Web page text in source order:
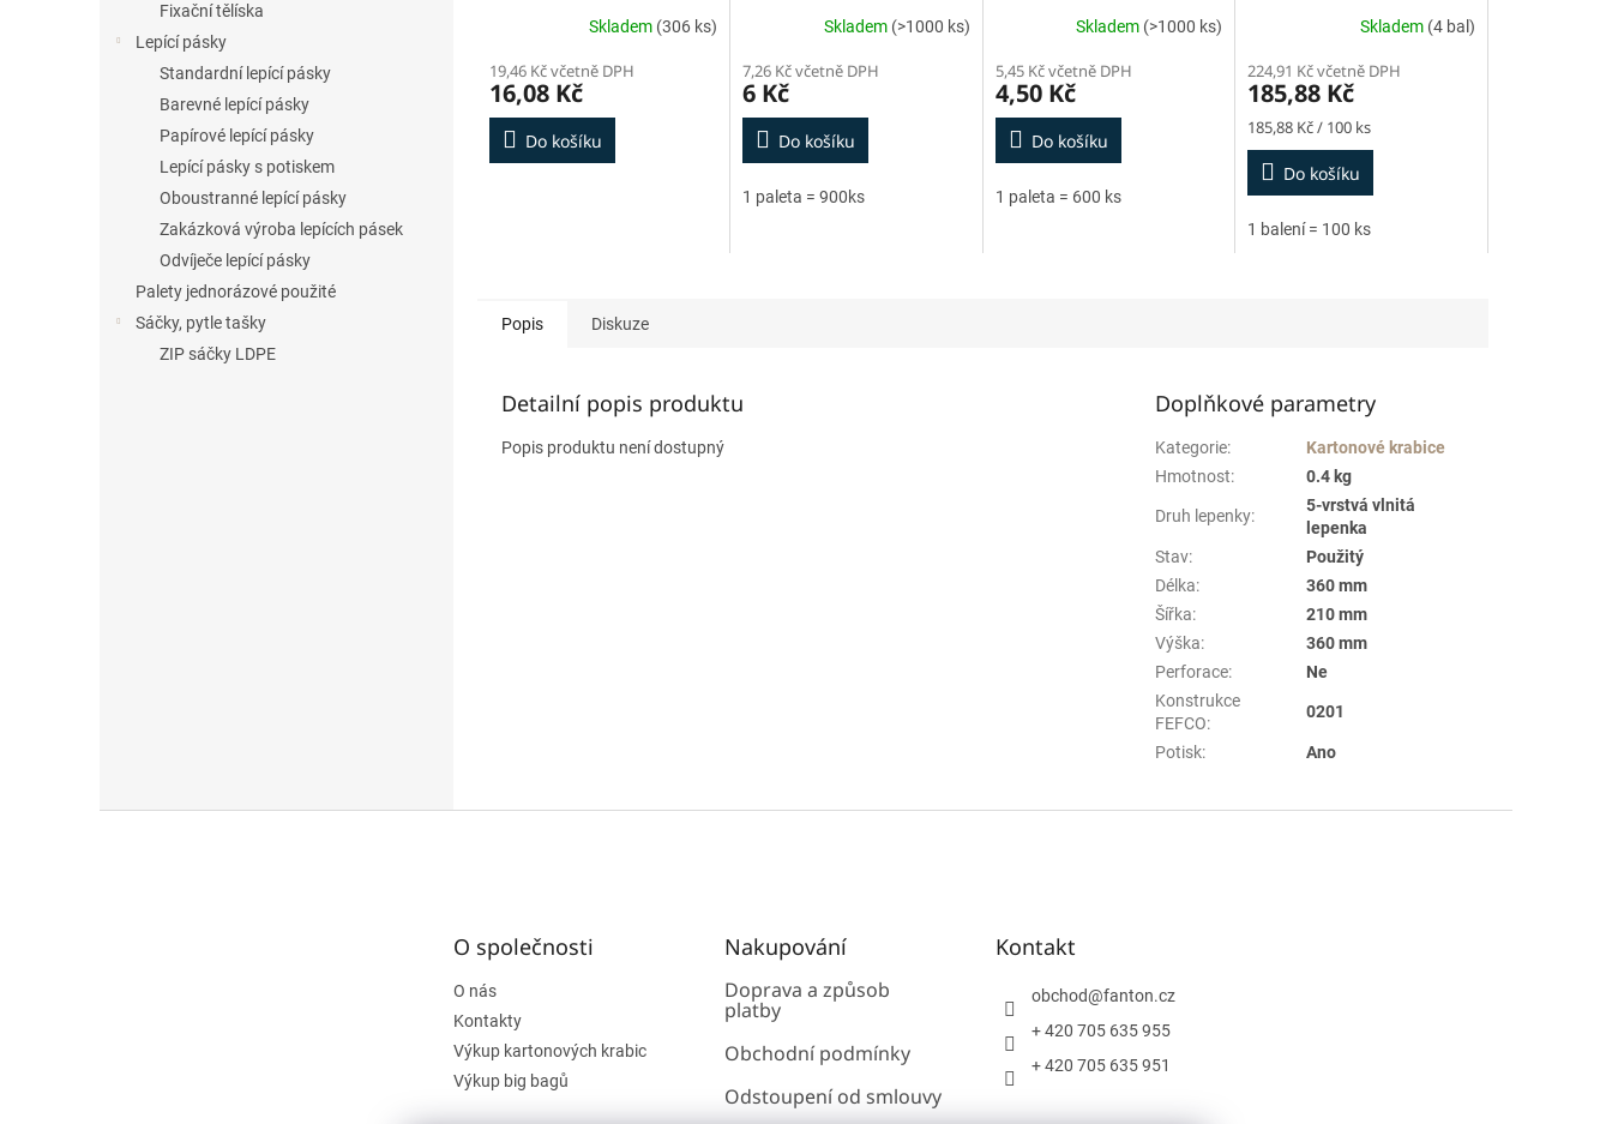
Fixační tělíska
Lepící pásky
Standardní lepící pásky
Barevné lepící pásky
Papírové lepící pásky
Lepící pásky s potiskem
Oboustranné lepící pásky
Zakázková výroba lepících pásek
Odvíječe lepící pásky
Palety jednorázové použité
Sáčky, pytle tašky
ZIP sáčky LDPE
Skladem (306 ks)
19,46 Kč včetně DPH
16,08 Kč
Do košíku
Skladem (>1000 ks)
7,26 Kč včetně DPH
6 Kč
Do košíku
1 paleta = 900ks
Skladem (>1000 ks)
5,45 Kč včetně DPH
4,50 Kč
Do košíku
1 paleta = 600 ks
Skladem (4 bal)
224,91 Kč včetně DPH
185,88 Kč
Měrná
cena:
185,88 Kč / 100 ks
Do košíku
1 balení = 100 ks
Popis Diskuze
Detailní popis produktu
Popis produktu není dostupný
Doplňkové parametry
Kategorie:
Kartonové krabice
Hmotnost: 0.4 kg
Druh lepenky:
5-vrstvá vlnitá
lepenka
Stav:
Použitý
Délka:
360 mm
Šířka:
210 mm
Výška:
360 mm
Perforace:
Ne
Konstrukce
FEFCO:
0201
Potisk: Ano
O společnosti
O nás
Kontakty
Výkup kartonových krabic
Výkup big bagů
Nakupování
Doprava a způsob
platby
Obchodní podmínky
Odstoupení od smlouvy
Kontakt
obchod@fanton.cz
+ 420 705 635 955
+ 420 705 635 951